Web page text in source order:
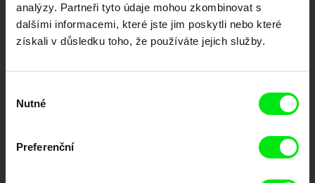
analýzy. Partneři tyto údaje mohou zkombinovat s
dalšími informacemi, které jste jim poskytli nebo které
získali v důsledku toho, že používáte jejich služby.
souhlasu
Nutné
Preferenční
Portál DAFilms.cz je výsledkem tvůrčí spolupráce 7 klíčových evropských
festivalů dokumentárního filmu sdružených do Doc Alliance. Naším cílem je